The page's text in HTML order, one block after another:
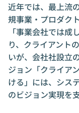
近年では、最上流
規事業・プロダク
「事業会社では
り、クライアント
いが、会社社設立
ジョン「クライア
ける」には、シス
のビジョン実現を